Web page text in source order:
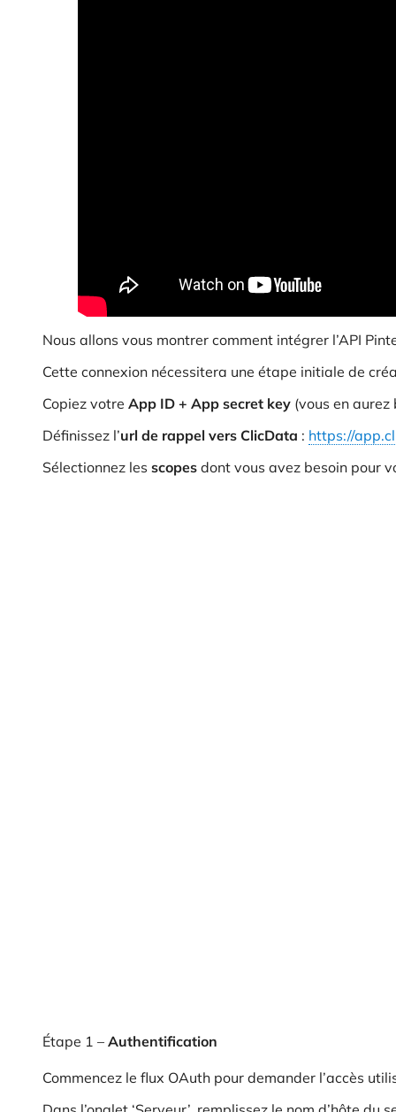
Nous allons vous montrer comment intégrer l’API
Cette connexion nécessitera une étape initiale de
Copiez votre App ID + App secret key (vous en aurez
Définissez l’url de rappel vers ClicData : https://
Sélectionnez les scopes dont vous avez besoin pour
Étape 1 – Authentification
Commencez le flux OAuth pour demander l’accès